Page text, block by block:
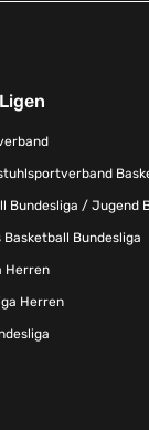
Bundesliga / Jugend
Bundesliga
Herren
Herren